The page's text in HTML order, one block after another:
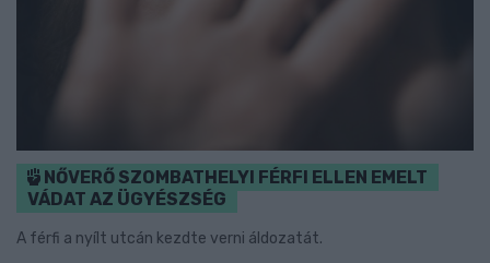
NŐVERŐ SZOMBATHELYI FÉRFI ELLEN EMELT
VÁDAT AZ ÜGYÉSZSÉG
A férfi a nyílt utcán kezdte verni áldozatát.